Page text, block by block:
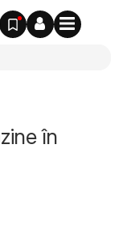
în